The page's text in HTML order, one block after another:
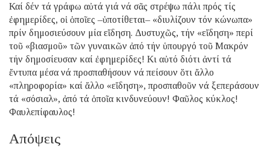
Καί δέν τά γράφω αὐτά γιά νά σᾶς στρέψω πάλι πρός τίς
ἐφημερίδες, οἱ ὁποῖες –ὑποτίθεται– «διυλίζουν τόν κώνωπα»
πρίν δημοσιεύσουν μία εἴδηση. Δυστυχῶς, τήν «εἴδηση» περί
τοῦ «βιασμοῦ» τῶν γυναικῶν ἀπό τήν ὑπουργό τοῦ Μακρόν
τήν δημοσίευσαν καί ἐφημερίδες! Κι αὐτό διότι ἀντί τά
ἔντυπα μέσα νά προσπαθήσουν νά πείσουν ὅτι ἄλλο
«πληροφορία» καί ἄλλο «εἴδηση», προσπαθοῦν νά ξεπεράσουν
τά «σόσιαλ», ἀπό τά ὁποῖα κινδυνεύουν! Φαῦλος κύκλος!
Φαυλεπίφαυλος!
Απόψεις